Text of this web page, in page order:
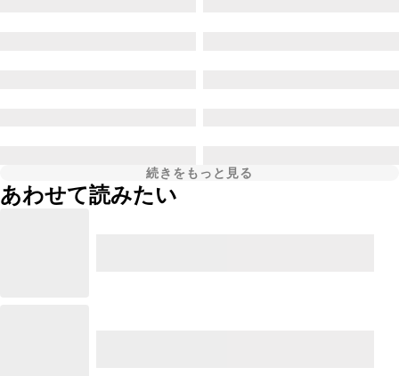
続きをもっと見る
あわせて読みたい